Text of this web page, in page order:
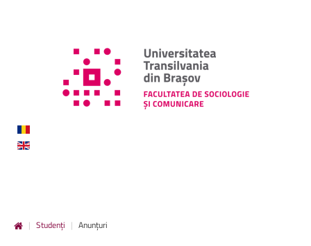
| Studenți | Anunțuri